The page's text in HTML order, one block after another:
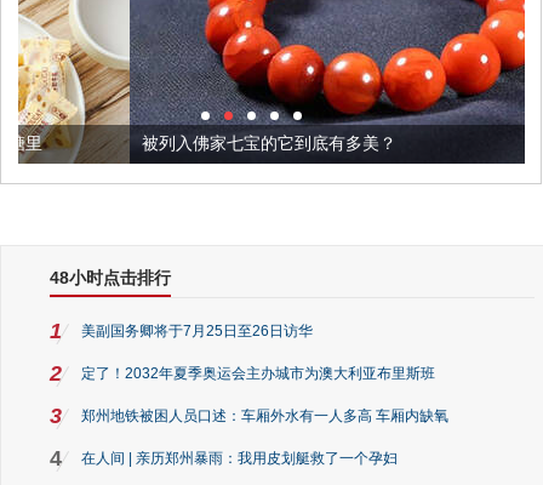
被列入佛家七宝的它到底有多美？
48小时点击排行
1 美副国务卿将于7月25日至26日访华
2 定了！2032年夏季奥运会主办城市为澳大利亚布里斯班
3 郑州地铁被困人员口述：车厢外水有一人多高 车厢内缺氧
4 在人间 | 亲历郑州暴雨：我用皮划艇救了一个孕妇